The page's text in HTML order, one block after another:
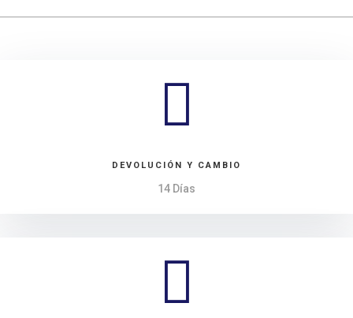

DEVOLUCIÓN Y CAMBIO
14 Días
